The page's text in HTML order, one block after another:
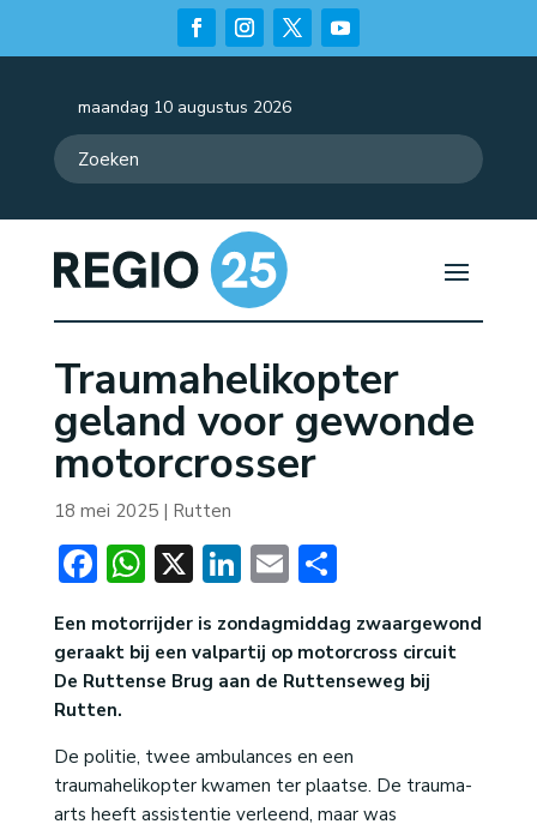
maandag 10 augustus 2026
Traumahelikopter
geland voor gewonde
motorcrosser
18 mei 2025| Rutten
Facebook
WhatsApp
X LinkedIn
EmailDelen
Een motorrijder is zondagmiddag zwaargewond
geraakt bij een valpartij op motorcross circuit
De Ruttense Brug aan de Ruttenseweg bij
Rutten.
De politie, twee ambulances en een
traumahelikopter kwamen ter plaatse. De trauma-
arts heeft assistentie verleend, maar was